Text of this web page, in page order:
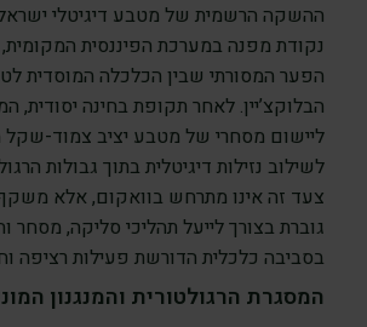
ההשקה הרשמית של מטבע דיגיטלי
נקודת מפנה במערכת הפיננסית המקומית,
הפער המסורתי שבין הכלכלה המוסדית
הבלוקצ’יין. לאחר תקופת בחינה יסודית,
ליישום מסחרי של מטבע יציב צמוד-
לשילוב נזילות דיגיטלית בתוך גבולות
צעד זה אינו מתרחש בוואקום, אלא
גוברת בצורך לייעל תהליכי סליקה, מסחר
בסביבה כלכלית הדורשת פעילות רציפה
המסגרת הרגולטורית והמנגנון